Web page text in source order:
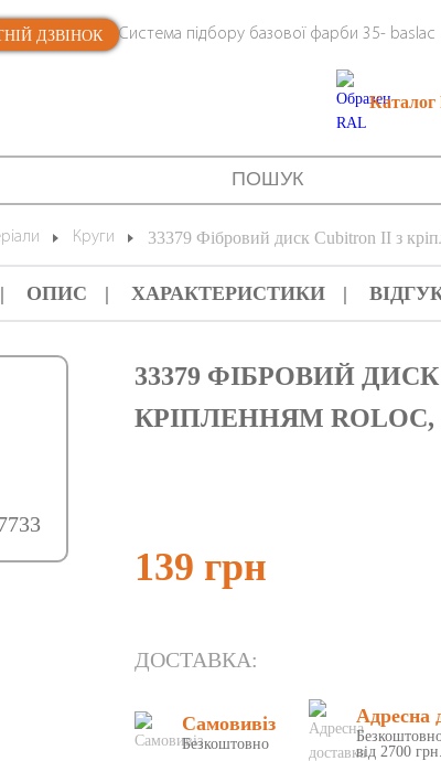
ДЗВІНОК Система підбору базової фарби 35- baslac
Круги 33379 Фібровий диск Cubitron II з
ОПИС ХАРАКТЕРИСТИКИ
33379 ФІБРОВИЙ ДИСК
КРІПЛЕННЯМ ROLOC,
139 грн
ДОСТАВКА:
Самовивіз
Безкоштовно
Адресна
від 2700 грн.